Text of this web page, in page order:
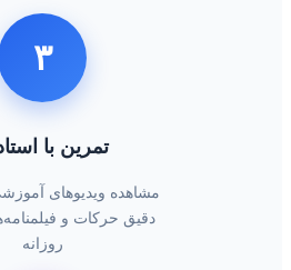
۳
تمرین با
مشاهده ویدیوهای
دقیق حرکات و
روزانه